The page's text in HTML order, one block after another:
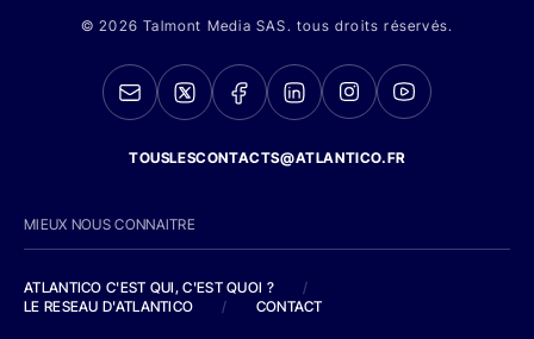
© 2026 Talmont Media SAS. tous droits réservés.
TOUSLESCONTACTS@ATLANTICO.FR
MIEUX NOUS CONNAITRE
ATLANTICO C'EST QUI, C'EST QUOI ?
/
LE RESEAU D'ATLANTICO
/ CONTACT